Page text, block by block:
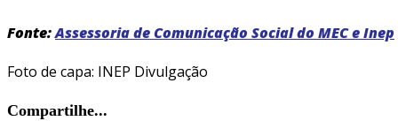
Fonte:Assessoria de Comunicação Social do MEC e Inep
Foto de capa: INEP Divulgação
Compartilhe...